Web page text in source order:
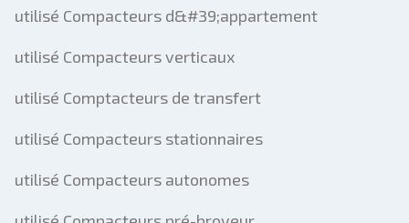
utilisé Compacteurs d&#39;appartement
utilisé Compacteurs verticaux
utilisé Comptacteurs de transfert
utilisé Compacteurs stationnaires
utilisé Compacteurs autonomes